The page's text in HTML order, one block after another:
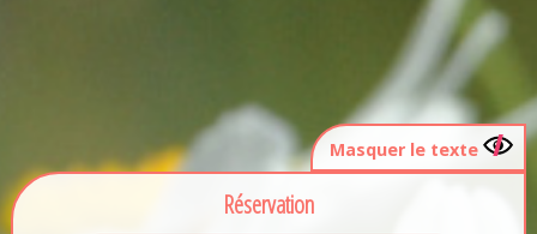
Masquer le texte
Réservation